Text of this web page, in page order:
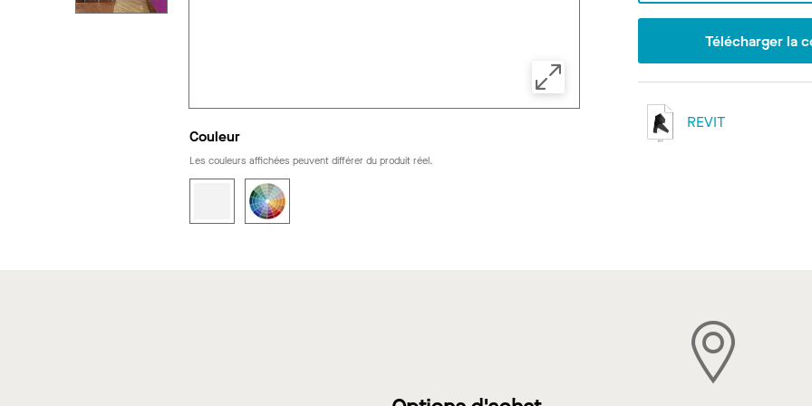
Couleur
Les couleurs affichées peuvent différer du produit réel.
Télécharger la
REVIT